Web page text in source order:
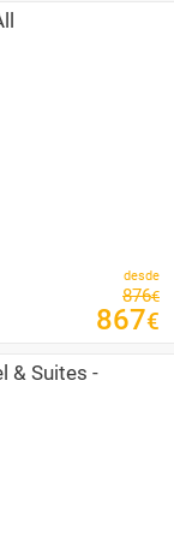
desde
876€
867€
& Suites -